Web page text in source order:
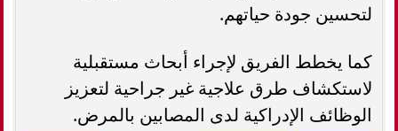
لتحسين جودة حياتهم.
كما يخطط الفريق لإجراء أبحاث مستقبلية
لاستكشاف طرق علاجية غير جراحية لتعزيز
الوظائف الإدراكية لدى المصابين بالمرض.